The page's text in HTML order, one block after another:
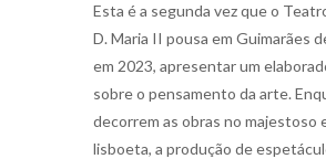
Esta é a segunda vez que o
D. Maria II pousa em Guimarães
em 2023, apresentar um
sobre o pensamento da arte.
decorrem as obras no majestoso
lisboeta, a produção de